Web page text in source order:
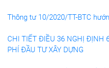
Thông tư 10/2020/TT-BTC
CHI TIẾT ĐIỀU 36 NGHỊ ĐỊNH
PHÍ ĐẦU TƯ XÂY DỰNG